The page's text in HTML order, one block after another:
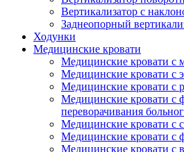
Вертикализатор с
Заднеопорный
Ходунки
Медицинские кровати
Медицинские кровати с
Медицинские кровати с
Медицинские кровати с
Медицинские кровати с
переворачивания
Медицинские кровати с
Медицинские кровати с
Медицинские кровати с